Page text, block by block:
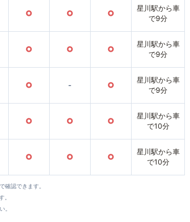
○ ○ ○
星川駅から車
で9分
○ ○ ○
星川駅から車
で9分
○ - ○
星川駅から車
で9分
○ ○ ○
星川駅から車
で10分
○ ○ ○
星川駅から車
で10分
確認できます。
。
。